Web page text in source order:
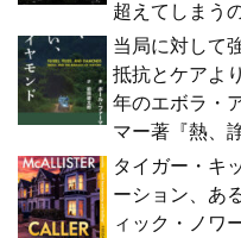
超えてしまう
当局に対して
抵抗とケアよ
年のエボラ・
マー著『熱、
タイガー・キ
ーション、あ
ィック・ノワ